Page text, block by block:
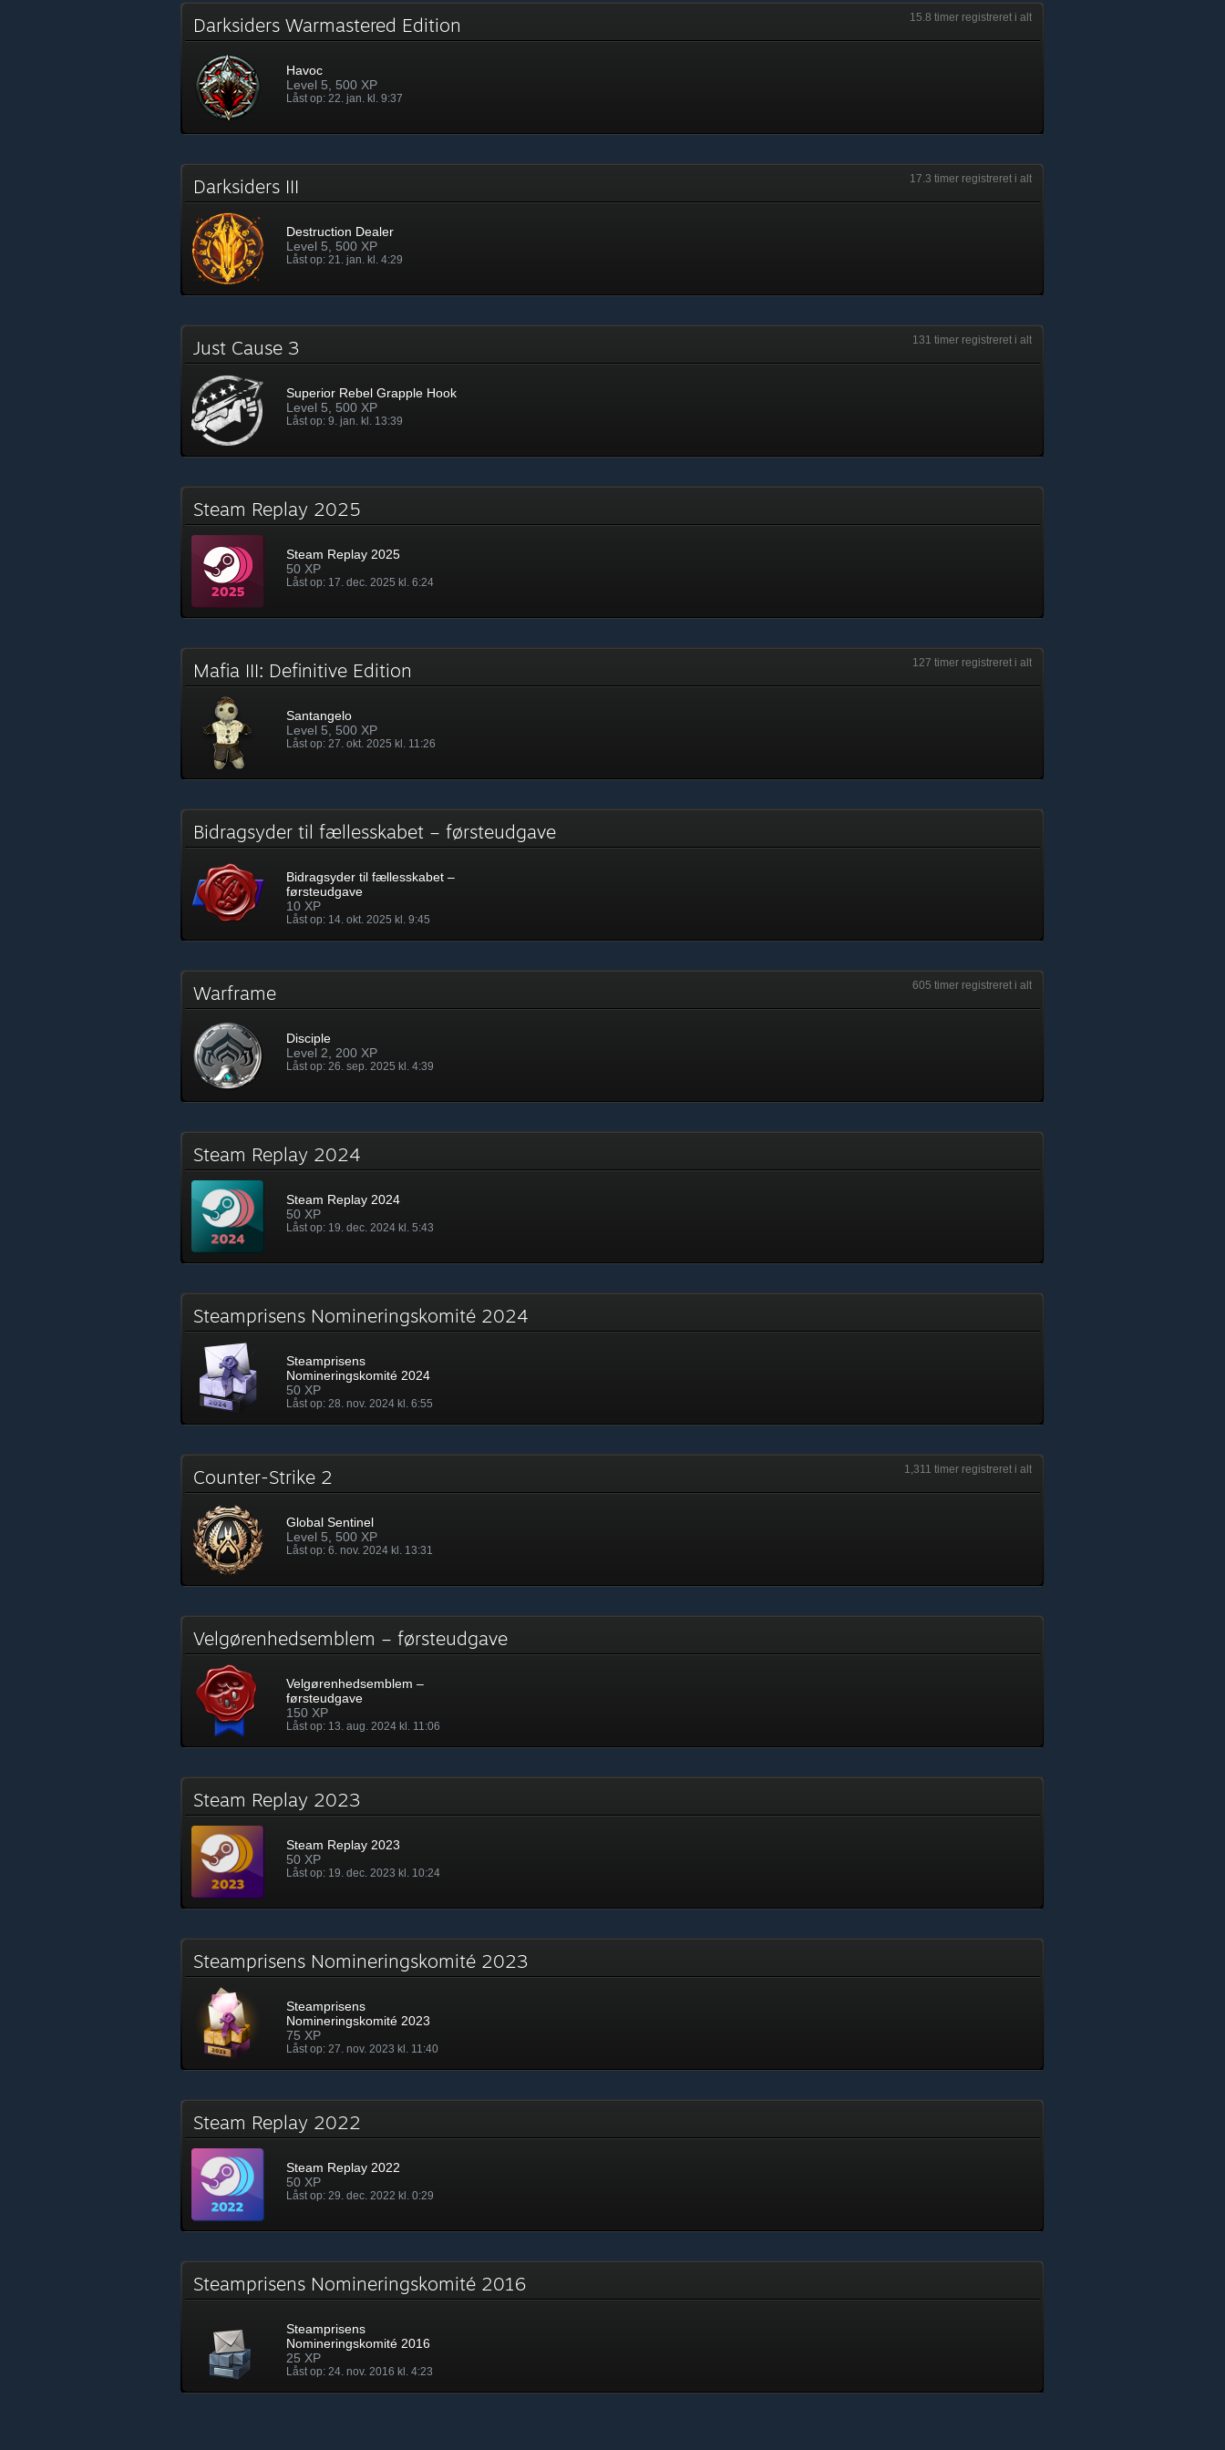
15.8 timer registreret i alt
Darksiders Warmastered Edition
Havoc
Level 5, 500 XP
Låst op: 22. jan. kl. 9:37
17.3 timer registreret i alt
Darksiders III
Destruction Dealer
Level 5, 500 XP
Låst op: 21. jan. kl. 4:29
131 timer registreret i alt
Just Cause 3
Superior Rebel Grapple Hook
Level 5, 500 XP
Låst op: 9. jan. kl. 13:39
Steam Replay 2025
Steam Replay 2025
50 XP
Låst op: 17. dec. 2025 kl. 6:24
127 timer registreret i alt
Mafia III: Definitive Edition
Santangelo
Level 5, 500 XP
Låst op: 27. okt. 2025 kl. 11:26
Bidragsyder til fællesskabet – førsteudgave
Bidragsyder til fællesskabet –
førsteudgave
10 XP
Låst op: 14. okt. 2025 kl. 9:45
605 timer registreret i alt
Warframe
Disciple
Level 2, 200 XP
Låst op: 26. sep. 2025 kl. 4:39
Steam Replay 2024
Steam Replay 2024
50 XP
Låst op: 19. dec. 2024 kl. 5:43
Steamprisens Nomineringskomité 2024
Steamprisens
Nomineringskomité 2024
50 XP
Låst op: 28. nov. 2024 kl. 6:55
1,311 timer registreret i alt
Counter-Strike 2
Global Sentinel
Level 5, 500 XP
Låst op: 6. nov. 2024 kl. 13:31
Velgørenhedsemblem – førsteudgave
Velgørenhedsemblem –
førsteudgave
150 XP
Låst op: 13. aug. 2024 kl. 11:06
Steam Replay 2023
Steam Replay 2023
50 XP
Låst op: 19. dec. 2023 kl. 10:24
Steamprisens Nomineringskomité 2023
Steamprisens
Nomineringskomité 2023
75 XP
Låst op: 27. nov. 2023 kl. 11:40
Steam Replay 2022
Steam Replay 2022
50 XP
Låst op: 29. dec. 2022 kl. 0:29
Steamprisens Nomineringskomité 2016
Steamprisens
Nomineringskomité 2016
25 XP
Låst op: 24. nov. 2016 kl. 4:23